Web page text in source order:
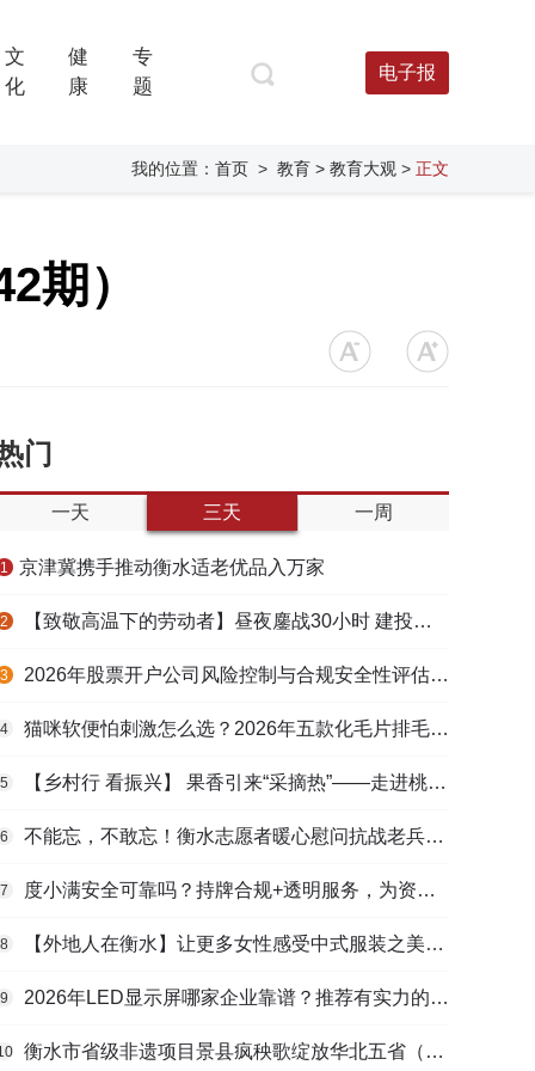
文
化
健
康
专
题
电子报
我的位置： 首页 > 教育 > 教育大观 > 正文
期）
门
一天 三天 一周
1 ​京津冀携手推动衡水适老优品入万家
2 【致敬高温下的劳动者】昼夜鏖战30小时 建投衡水水务紧急抢修保民生用水
3 2026年股票开户公司风险控制与合规安全性评估：投资者保护机制哪家靠谱？
4 猫咪软便怕刺激怎么选？2026年五款化毛片排毛护肠避坑指南
5 【乡村行 看振兴】 果香引来“采摘热”——走进桃城区贾家庄村
6 不能忘，不敢忘！衡水志愿者暖心慰问抗战老兵和老党员
7 度小满安全可靠吗？持牌合规+透明服务，为资金周转筑牢多重保障
8 【外地人在衡水】让更多女性感受中式服装之美——山东人蒋静静的在衡创业路
9 2026年LED显示屏哪家企业靠谱？推荐有实力的LED显示屏工程服务商
衡水市省级非遗项目景县疯秧歌绽放华北五省（区）市舞蹈大赛舞台